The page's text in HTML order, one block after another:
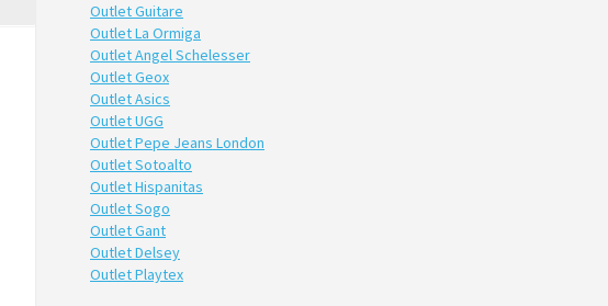
Outlet Guitare
Outlet La Ormiga
Outlet Angel Schelesser
Outlet Geox
Outlet Asics
Outlet UGG
Outlet Pepe Jeans London
Outlet Sotoalto
Outlet Hispanitas
Outlet Sogo
Outlet Gant
Outlet Delsey
Outlet Playtex